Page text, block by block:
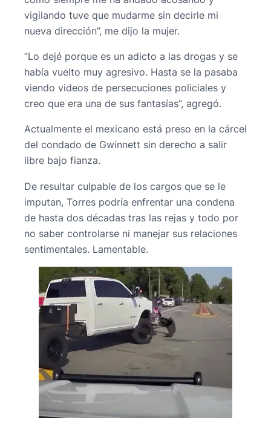
vigilando tuve que mudarme sin decirle mi
nueva dirección”, me dijo la mujer.
“Lo dejé porque es un adicto a las drogas y se
había vuelto muy agresivo. Hasta se la pasaba
viendo videos de persecuciones policiales y
creo que era una de sus fantasías”, agregó.
Actualmente el mexicano está preso en la cárcel
del condado de Gwinnett sin derecho a salir
libre bajo fianza.
De resultar culpable de los cargos que se le
imputan, Torres podría enfrentar una condena
de hasta dos décadas tras las rejas y todo por
no saber controlarse ni manejar sus relaciones
sentimentales. Lamentable.